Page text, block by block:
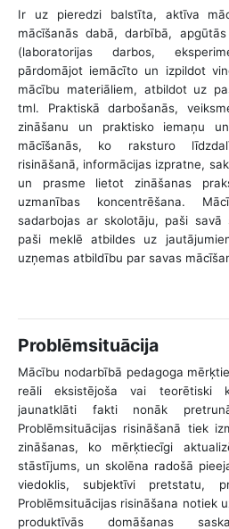
Ir uz pieredzi balstīta, aktīva
mācīšanās dabā, darbībā,
(laboratorijas darbos,
pārdomājot iemācīto un izpildot
mācību materiāliem, atbildot uz
tml. Praktiskā darbošanās,
zināšanu un praktisko iemaņu
mācīšanās, ko raksturo
risināšanā, informācijas izpratne,
un prasme lietot zināšanas
uzmanības koncentrēšana.
sadarbojas ar skolotāju, paši savā
paši meklē atbildes uz
uzņemas atbildību par savas
Problēmsituācija
Mācību nodarbībā pedagoga
reāli eksistējoša vai teorētiski
jaunatklāti fakti nonāk
Problēmsituācijas risināšanā tiek
zināšanas, ko mērķtiecīgi
stāstījums, un skolēna radošā
viedoklis, subjektīvi pretstatu,
Problēmsituācijas risināšana notiek
produktīvās domāšanas